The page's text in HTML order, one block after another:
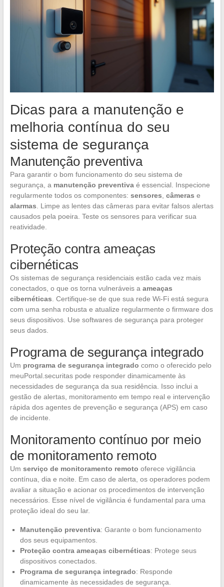
Dicas para a manutenção e
melhoria contínua do seu
sistema de segurança
Manutenção preventiva
Para garantir o bom funcionamento do seu sistema de
segurança, a manutenção preventivaé essencial. Inspecione
regularmente todos os componentes: sensores, câmeras e
alarmas. Limpe as lentes das câmeras para evitar falsos alertas
causados pela poeira. Teste os sensores para verificar sua
reatividade.
Proteção contra ameaças
cibernéticas
Os sistemas de segurança residenciais estão cada vez mais
conectados, o que os torna vulneráveis a ameaças
cibernéticas. Certifique-se de que sua rede Wi-Fi está segura
com uma senha robusta e atualize regularmente o firmware dos
seus dispositivos. Use softwares de segurança para proteger
seus dados.
Programa de segurança integrado
Um programa de segurança integrado como o oferecido pelo
meuPortal.securitas pode responder dinamicamente às
necessidades de segurança da sua residência. Isso inclui a
gestão de alertas, monitoramento em tempo real e intervenção
rápida dos agentes de prevenção e segurança (APS) em caso
de incidente.
Monitoramento contínuo por meio
de monitoramento remoto
Um serviço de monitoramento remoto oferece vigilância
contínua, dia e noite. Em caso de alerta, os operadores podem
avaliar a situação e acionar os procedimentos de intervenção
necessários. Esse nível de vigilância é fundamental para uma
proteção ideal do seu lar.
Manutenção preventiva: Garante o bom funcionamento
dos seus equipamentos.
Proteção contra ameaças cibernéticas: Protege seus
dispositivos conectados.
Programa de segurança integrado: Responde
dinamicamente às necessidades de segurança.